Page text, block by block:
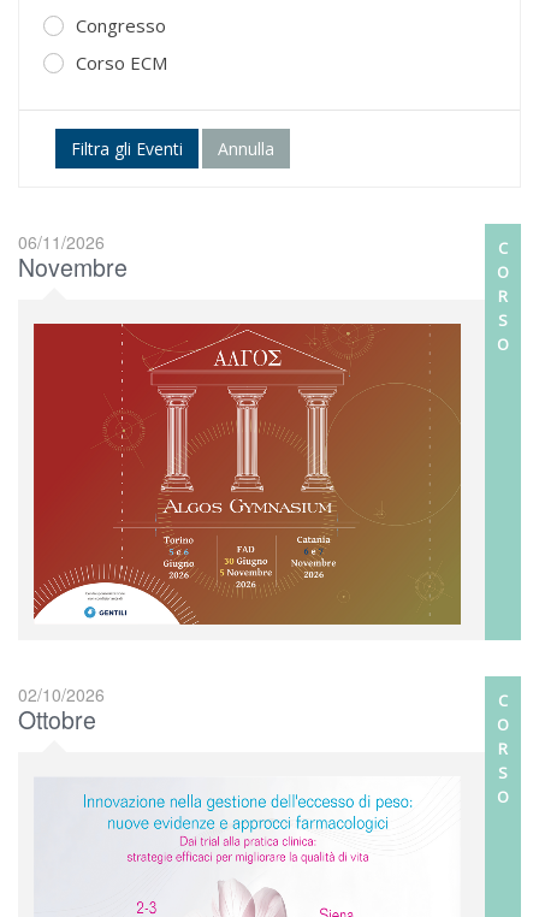
Congresso
Corso ECM
Filtra gli Eventi Annulla
06/11/2026
Novembre
C
O
R
S
O
02/10/2026
Ottobre
C
O
R
S
O